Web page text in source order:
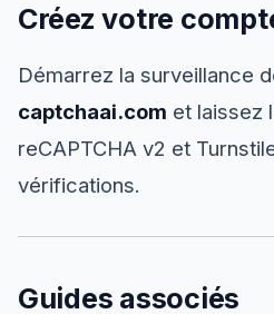
Créez votre
Démarrez la surveillance
captchaai.com et laissez
reCAPTCHA v2 et
vérifications.
Guides associés